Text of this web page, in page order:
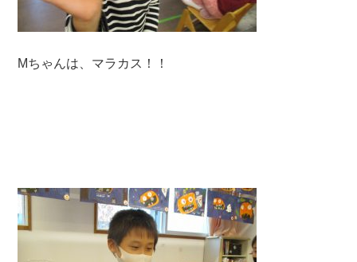
Mちゃんは、マラカス！！